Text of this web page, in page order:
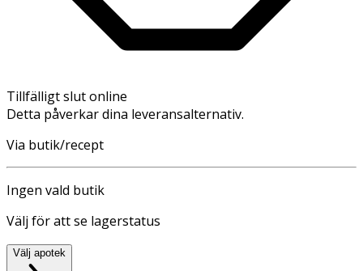
Tillfälligt slut online
Detta påverkar dina leveransalternativ.
Via butik/recept
Ingen vald butik
Välj för att se lagerstatus
Välj apotek